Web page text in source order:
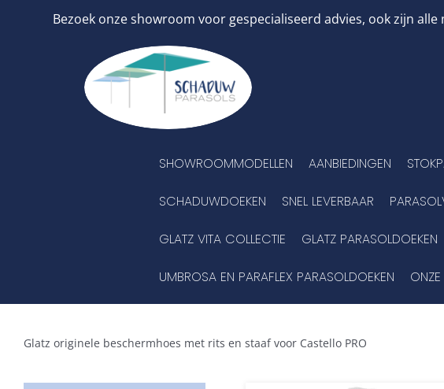
Bezoek onze showroom voor gespecialiseerd advies, ook zijn
SHOWROOMMODELLEN AANBIEDINGEN
SCHADUWDOEKEN SNEL LEVERBAAR
GLATZ VITA COLLECTIE GLATZ PARASOLDOEKEN
UMBROSA EN PARAFLEX PARASOLDOEKEN ONZE
Glatz originele beschermhoes met rits en staaf voor Castello PRO